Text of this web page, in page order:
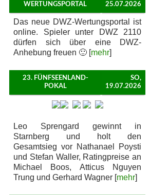
WERTUNGSPORTAL
25.07.2026
Das neue DWZ-Wertungsportal ist
online. Spieler unter DWZ 2110
dürfen sich über eine DWZ-
Anhebung freuen 🙂 [mehr]
23. FÜNFSEENLAND-
POKAL
SO,
19.07.2026
Leo Sprengard gewinnt in
Starnberg und holt den
Gesamtsieg vor Nathanael Poysti
und Stefan Waller, Ratingpreise an
Michael Boos, Atticus Nguyen
Trung und Gerhard Wagner [mehr]